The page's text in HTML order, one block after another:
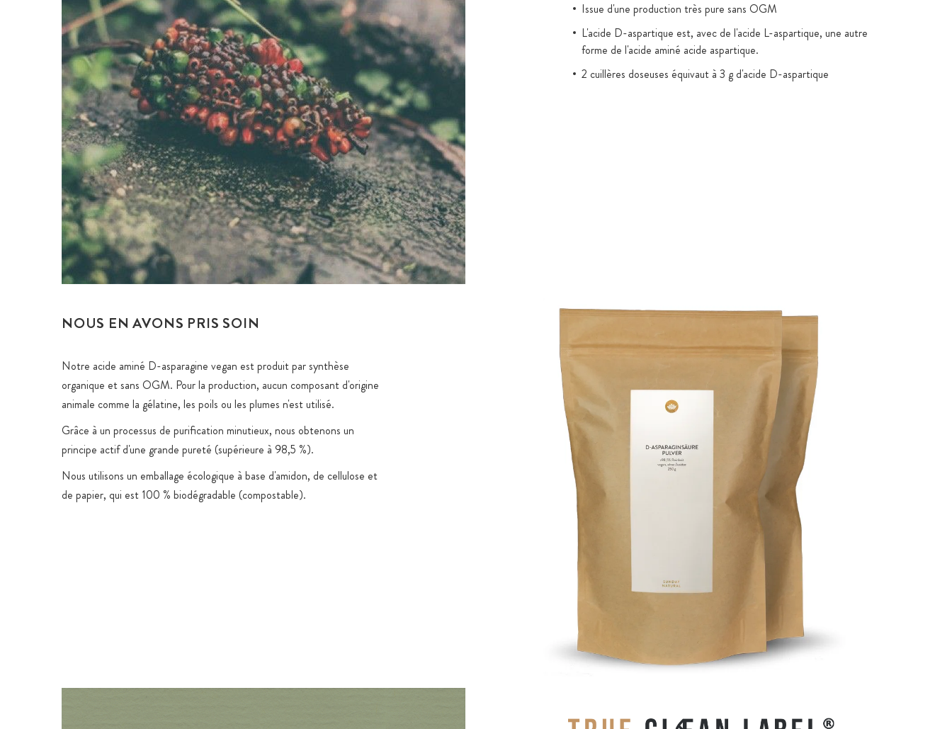
Issue d'une production très pure sans OGM
L'acide D-aspartique est, avec de l'acide L-aspartique, une autre
forme de l'acide aminé acide aspartique.
2 cuillères doseuses équivaut à 3 g d'acide D-aspartique
NOUS EN AVONS PRIS SOIN
Notre acide aminé D-asparagine vegan est produit par synthèse
organique et sans OGM. Pour la production, aucun composant d'origine
animale comme la gélatine, les poils ou les plumes n'est utilisé.
Grâce à un processus de purification minutieux, nous obtenons un
principe actif d'une grande pureté (supérieure à 98,5 %).
Nous utilisons un emballage écologique à base d'amidon, de cellulose et
de papier, qui est 100 % biodégradable (compostable).